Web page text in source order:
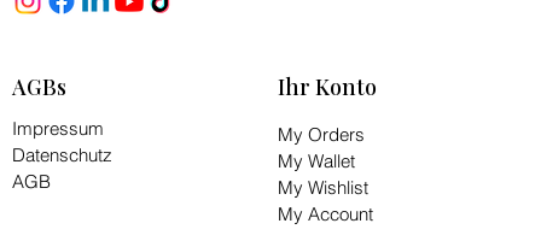
AGBs
Impressum
Datenschutz
AGB
Ihr Konto
My Orders
My Wallet
My Wishlist
My Account